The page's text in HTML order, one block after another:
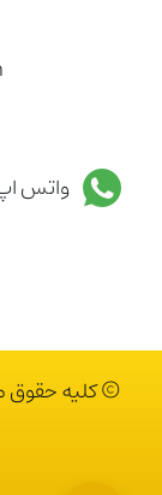
واتس
© کلیه حقوق